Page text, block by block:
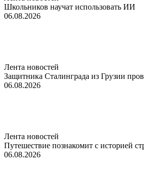
Школьников научат использовать ИИ
06.08.2026
Лента новостей
Защитника Сталинграда из Грузии
06.08.2026
Лента новостей
Путешествие познакомит с историей
06.08.2026